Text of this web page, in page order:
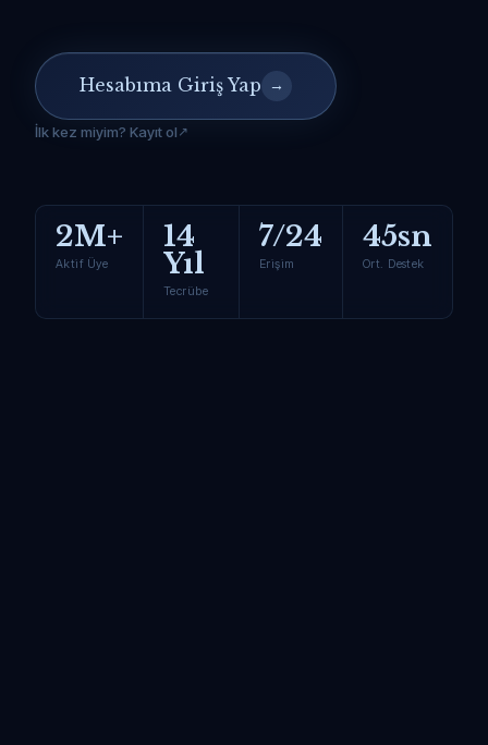
Hesabıma Giriş Yap →
İlk kez miyim? Kayıt ol
2M+
Aktif Üye
14
Yıl
Tecrübe
7/24
Erişim
45sn
Ort. Destek